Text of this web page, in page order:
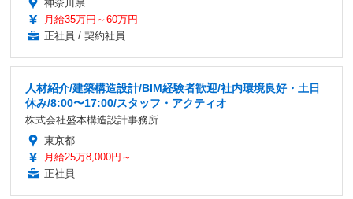
神奈川県
月給35万円～60万円
正社員 / 契約社員
人材紹介/建築構造設計/BIM経験者歓迎/社内環境良好・土日
休み/8:00〜17:00/スタッフ・アクティオ
株式会社盛本構造設計事務所
東京都
月給25万8,000円～
正社員